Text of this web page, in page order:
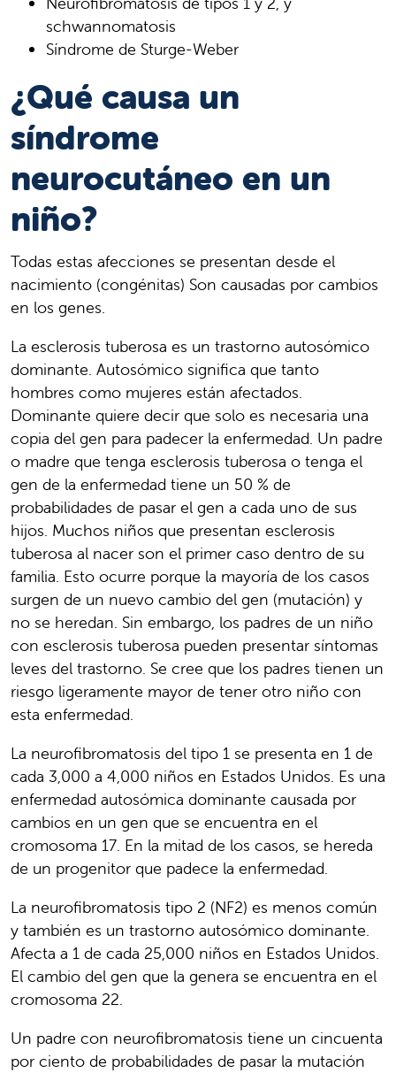
schwannomatosis
Síndrome de Sturge-Weber
¿Qué causa un
síndrome
neurocutáneo en un
niño?
Todas estas afecciones se presentan desde el
nacimiento (congénitas) Son causadas por cambios
en los genes.
La esclerosis tuberosa es un trastorno autosómico
dominante. Autosómico significa que tanto
hombres como mujeres están afectados.
Dominante quiere decir que solo es necesaria una
copia del gen para padecer la enfermedad. Un padre
o madre que tenga esclerosis tuberosa o tenga el
gen de la enfermedad tiene un 50 % de
probabilidades de pasar el gen a cada uno de sus
hijos. Muchos niños que presentan esclerosis
tuberosa al nacer son el primer caso dentro de su
familia. Esto ocurre porque la mayoría de los casos
surgen de un nuevo cambio del gen (mutación) y
no se heredan. Sin embargo, los padres de un niño
con esclerosis tuberosa pueden presentar síntomas
leves del trastorno. Se cree que los padres tienen un
riesgo ligeramente mayor de tener otro niño con
esta enfermedad.
La neurofibromatosis del tipo 1 se presenta en 1 de
cada 3,000 a 4,000 niños en Estados Unidos. Es una
enfermedad autosómica dominante causada por
cambios en un gen que se encuentra en el
cromosoma 17. En la mitad de los casos, se hereda
de un progenitor que padece la enfermedad.
La neurofibromatosis tipo 2 (NF2) es menos común
y también es un trastorno autosómico dominante.
Afecta a 1 de cada 25,000 niños en Estados Unidos.
El cambio del gen que la genera se encuentra en el
cromosoma 22.
Un padre con neurofibromatosis tiene un cincuenta
por ciento de probabilidades de pasar la mutación